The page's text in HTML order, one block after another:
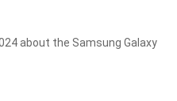
about the Samsung Galaxy